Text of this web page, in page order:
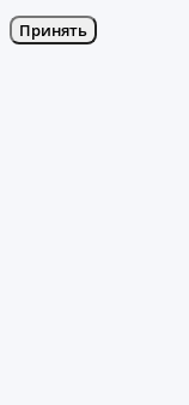
Принять